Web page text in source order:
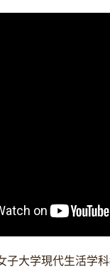
子大学現代生活学